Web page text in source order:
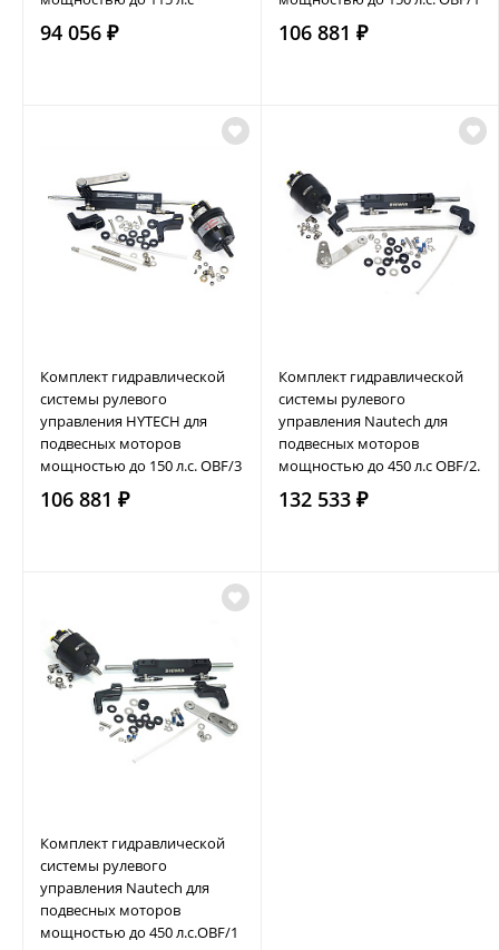
94 056 ₽ 106 881 ₽
Комплект гидравлической
системы рулевого
управления HYTECH для
подвесных моторов
мощностью до 150 л.с. OBF/3
106 881 ₽
Комплект гидравлической
системы рулевого
управления Nautech для
подвесных моторов
мощностью до 450 л.с OBF/2.
132 533 ₽
Комплект гидравлической
системы рулевого
управления Nautech для
подвесных моторов
мощностью до 450 л.с.OBF/1